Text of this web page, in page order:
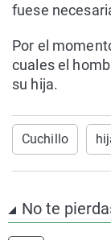
fuese
Por el
cuales el
su hija.
Cuchillo
No te